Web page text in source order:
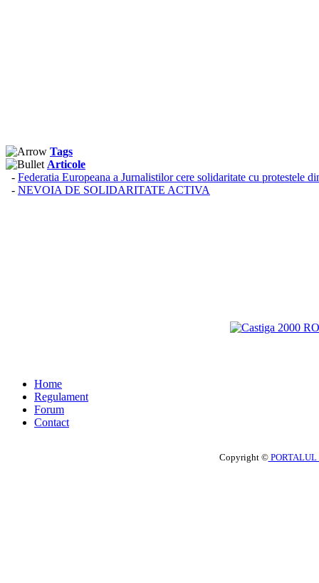
Tags
Articole
- Federatia Europeana a Jurnalistilor cere solidaritate cu protestele
- NEVOIA DE SOLIDARITATE ACTIVA
Home
Regulament
Forum
Contact
Copyright ©PORTALUL